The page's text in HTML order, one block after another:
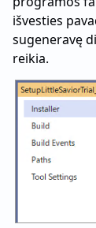
išvesties
sugeneravę
reikia.